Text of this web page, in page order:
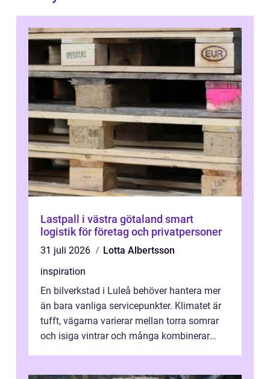
Lastpall i västra götaland smart
logistik för företag och privatpersoner
31 juli 2026
Lotta Albertsson
inspiration
En bilverkstad i Luleå behöver hantera mer
än bara vanliga servicepunkter. Klimatet är
tufft, vägarna varierar mellan torra somrar
och isiga vintrar och många kombinerar